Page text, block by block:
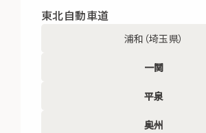
東北自動車道
浦和（埼玉県）
一関
平泉
奥州